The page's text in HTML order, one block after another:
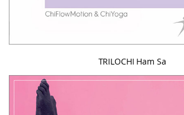
TRILOCHI Ham Sa